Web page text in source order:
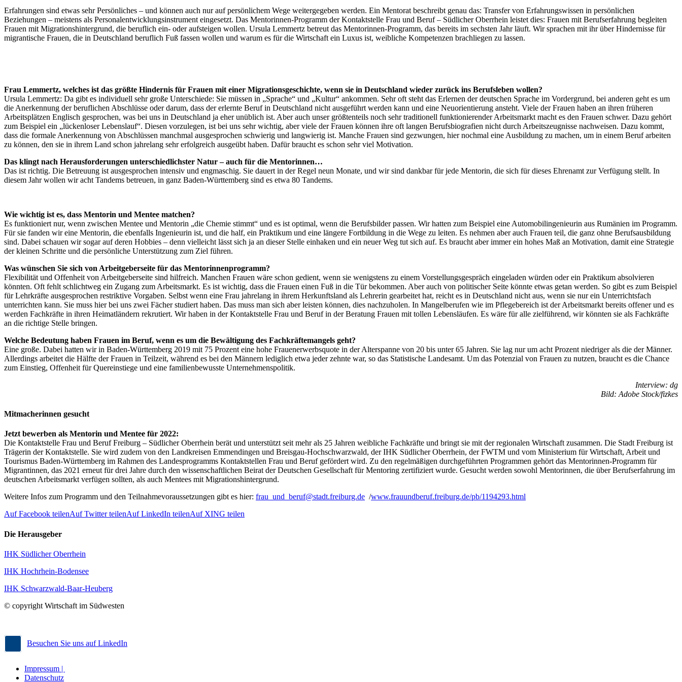
Erfahrungen sind etwas sehr Persönliches – und können auch nur auf persönlichem Wege weitergegeben werden. Ein Mentorat beschreibt genau das: Transfer von Erfahrungswissen in persönlichen
Beziehungen – meistens als Personalentwicklungsinstrument eingesetzt. Das Mentorinnen-Programm der Kontaktstelle Frau und Beruf – Südlicher Oberrhein leistet dies: Frauen mit Berufserfahrung begleiten
Frauen mit Migrationshintergrund, die beruflich ein- oder aufsteigen wollen. Ursula Lemmertz betreut das Mentorinnen-Programm, das bereits im sechsten Jahr läuft. Wir sprachen mit ihr über Hindernisse für
migrantische Frauen, die in Deutschland beruflich Fuß fassen wollen und warum es für die Wirtschaft ein Luxus ist, weibliche Kompetenzen brachliegen zu lassen.
Frau Lemmertz, welches ist das größte Hindernis für Frauen mit einer Migrationsgeschichte, wenn sie in Deutschland wieder zurück ins Berufsleben wollen?
Ursula Lemmertz: Da gibt es individuell sehr große Unterschiede: Sie müssen in „Sprache“ und „Kultur“ ankommen. Sehr oft steht das Erlernen der deutschen Sprache im Vordergrund, bei anderen geht es um
die Anerkennung der beruflichen Abschlüsse oder darum, dass der erlernte Beruf in Deutschland nicht ausgeführt werden kann und eine Neuorientierung ansteht. Viele der Frauen haben an ihren früheren
Arbeitsplätzen Englisch gesprochen, was bei uns in Deutschland ja eher unüblich ist. Aber auch unser größtenteils noch sehr traditionell funktionierender Arbeitsmarkt macht es den Frauen schwer. Dazu gehört
zum Beispiel ein „lückenloser Lebenslauf“. Diesen vorzulegen, ist bei uns sehr wichtig, aber viele der Frauen können ihre oft langen Berufsbiografien nicht durch Arbeitszeugnisse nachweisen. Dazu kommt,
dass die formale Anerkennung von Abschlüssen manchmal ausgesprochen schwierig und langwierig ist. Manche Frauen sind gezwungen, hier nochmal eine Ausbildung zu machen, um in einem Beruf arbeiten
zu können, den sie in ihrem Land schon jahrelang sehr erfolgreich ausgeübt haben. Dafür braucht es schon sehr viel Motivation.
Das klingt nach Herausforderungen unterschiedlichster Natur – auch für die Mentorinnen…
Das ist richtig. Die Betreuung ist ausgesprochen intensiv und engmaschig. Sie dauert in der Regel neun Monate, und wir sind dankbar für jede Mentorin, die sich für dieses Ehrenamt zur Verfügung stellt. In
diesem Jahr wollen wir acht Tandems betreuen, in ganz Baden-Württemberg sind es etwa 80 Tandems.
Wie wichtig ist es, dass Mentorin und Mentee matchen?
Es funktioniert nur, wenn zwischen Mentee und Mentorin „die Chemie stimmt“ und es ist optimal, wenn die Berufsbilder passen. Wir hatten zum Beispiel eine Automobilingenieurin aus Rumänien im Programm.
Für sie fanden wir eine Mentorin, die ebenfalls Ingenieurin ist, und die half, ein Praktikum und eine längere Fortbildung in die Wege zu leiten. Es nehmen aber auch Frauen teil, die ganz ohne Berufsausbildung
sind. Dabei schauen wir sogar auf deren Hobbies – denn vielleicht lässt sich ja an dieser Stelle einhaken und ein neuer Weg tut sich auf. Es braucht aber immer ein hohes Maß an Motivation, damit eine Strategie
der kleinen Schritte und die persönliche Unterstützung zum Ziel führen.
Was wünschen Sie sich von Arbeitgeberseite für das Mentorinnenprogramm?
Flexibilität und Offenheit von Arbeitgeberseite sind hilfreich. Manchen Frauen wäre schon gedient, wenn sie wenigstens zu einem Vorstellungsgespräch eingeladen würden oder ein Praktikum absolvieren
könnten. Oft fehlt schlichtweg ein Zugang zum Arbeitsmarkt. Es ist wichtig, dass die Frauen einen Fuß in die Tür bekommen. Aber auch von politischer Seite könnte etwas getan werden. So gibt es zum Beispiel
für Lehrkräfte ausgesprochen restriktive Vorgaben. Selbst wenn eine Frau jahrelang in ihrem Herkunftsland als Lehrerin gearbeitet hat, reicht es in Deutschland nicht aus, wenn sie nur ein Unterrichtsfach
unterrichten kann. Sie muss hier bei uns zwei Fächer studiert haben. Das muss man sich aber leisten können, dies nachzuholen. In Mangelberufen wie im Pflegebereich ist der Arbeitsmarkt bereits offener und es
werden Fachkräfte in ihren Heimatländern rekrutiert. Wir haben in der Kontaktstelle Frau und Beruf in der Beratung Frauen mit tollen Lebensläufen. Es wäre für alle zielführend, wir könnten sie als Fachkräfte
an die richtige Stelle bringen.
Welche Bedeutung haben Frauen im Beruf, wenn es um die Bewältigung des Fachkräftemangels geht?
Eine große. Dabei hatten wir in Baden-Württemberg 2019 mit 75 Prozent eine hohe Frauenerwerbsquote in der Alterspanne von 20 bis unter 65 Jahren. Sie lag nur um acht Prozent niedriger als die der Männer.
Allerdings arbeitet die Hälfte der Frauen in Teilzeit, während es bei den Männern lediglich etwa jeder zehnte war, so das Statistische Landesamt. Um das Potenzial von Frauen zu nutzen, braucht es die Chance
zum Einstieg, Offenheit für Quereinstiege und eine familienbewusste Unternehmenspolitik.
Interview: dg
Bild: Adobe Stock/fizkes
Mitmacherinnen gesucht
Jetzt bewerben als Mentorin und Mentee für 2022:
Die Kontaktstelle Frau und Beruf Freiburg – Südlicher Oberrhein berät und unterstützt seit mehr als 25 Jahren weibliche Fachkräfte und bringt sie mit der regionalen Wirtschaft zusammen. Die Stadt Freiburg ist
Trägerin der Kontaktstelle. Sie wird zudem von den Landkreisen Emmendingen und Breisgau-Hochschwarzwald, der IHK Südlicher Oberrhein, der FWTM und vom Ministerium für Wirtschaft, Arbeit und
Tourismus Baden-Württemberg im Rahmen des Landesprogramms Kontaktstellen Frau und Beruf gefördert wird. Zu den regelmäßigen durchgeführten Programmen gehört das Mentorinnen-Programm für
Migrantinnen, das 2021 erneut für drei Jahre durch den wissenschaftlichen Beirat der Deutschen Gesellschaft für Mentoring zertifiziert wurde. Gesucht werden sowohl Mentorinnen, die über Berufserfahrung im
deutschen Arbeitsmarkt verfügen sollten, als auch Mentees mit Migrationshintergrund.
Weitere Infos zum Programm und den Teilnahmevoraussetzungen gibt es hier: frau_und_beruf@stadt.freiburg.de /www.frauundberuf.freiburg.de/pb/1194293.html
Auf Facebook teilenAuf Twitter teilenAuf LinkedIn teilenAuf XING teilen
Die Herausgeber
IHK Südlicher Oberrhein
IHK Hochrhein-Bodensee
IHK Schwarzwald-Baar-Heuberg
© copyright Wirtschaft im Südwesten
Besuchen Sie uns auf LinkedIn
Impressum |
Datenschutz